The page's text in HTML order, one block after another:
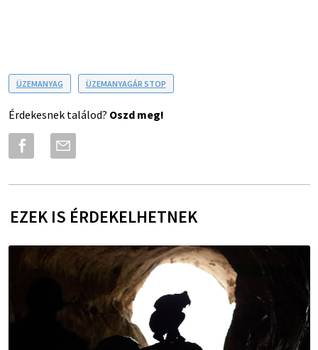
ÜZEMANYAG ÜZEMANYAGÁR STOP
Érdekesnek találod? Oszd meg!
EZEK IS ÉRDEKELHETNEK